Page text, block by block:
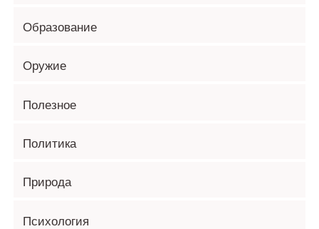
Образование
Оружие
Полезное
Политика
Природа
Психология